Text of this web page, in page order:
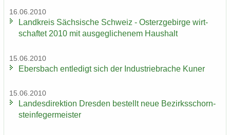
16.06.2010
Land­kreis Säch­si­sche Schweiz - Ost­erz­ge­bir­ge wirt­
schaf­tet 2010 mit aus­ge­gli­che­nem Haus­halt
15.06.2010
Ebers­bach ent­le­digt sich der In­dus­trie­bra­che Kuner
15.06.2010
Lan­des­di­rek­ti­on Dres­den be­stellt neue Be­zirks­schorn­
stein­fe­ger­meis­ter